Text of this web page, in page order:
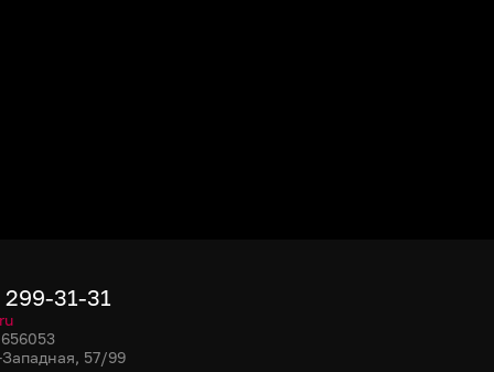
31-31
57/99